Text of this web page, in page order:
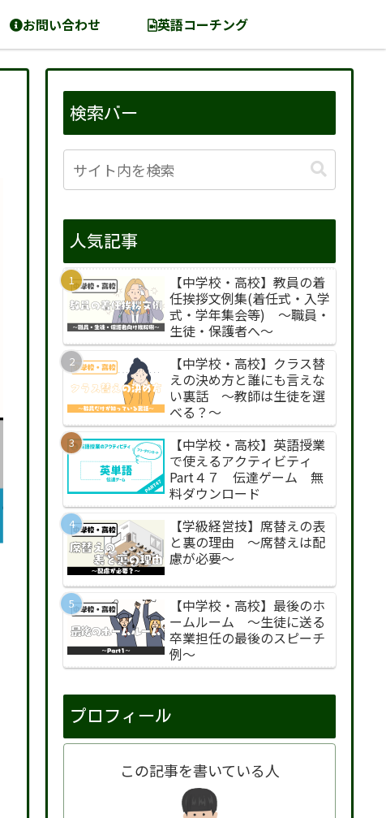
お問い合わせ 英語コーチング
検索バー
人気記事
【中学校・高校】教員の着
任挨拶文例集(着任式・入学
式・学年集会等) 〜職員・
生徒・保護者へ〜
【中学校・高校】クラス替
えの決め方と誰にも言えな
い裏話 〜教師は生徒を選
べる？〜
【中学校・高校】英語授業
で使えるアクティビティ
Part４７ 伝達ゲーム 無
料ダウンロード
【学級経営技】席替えの表
と裏の理由 〜席替えは配
慮が必要〜
【中学校・高校】最後のホ
ームルーム 〜生徒に送る
卒業担任の最後のスピーチ
例〜
プロフィール
この記事を書いている人